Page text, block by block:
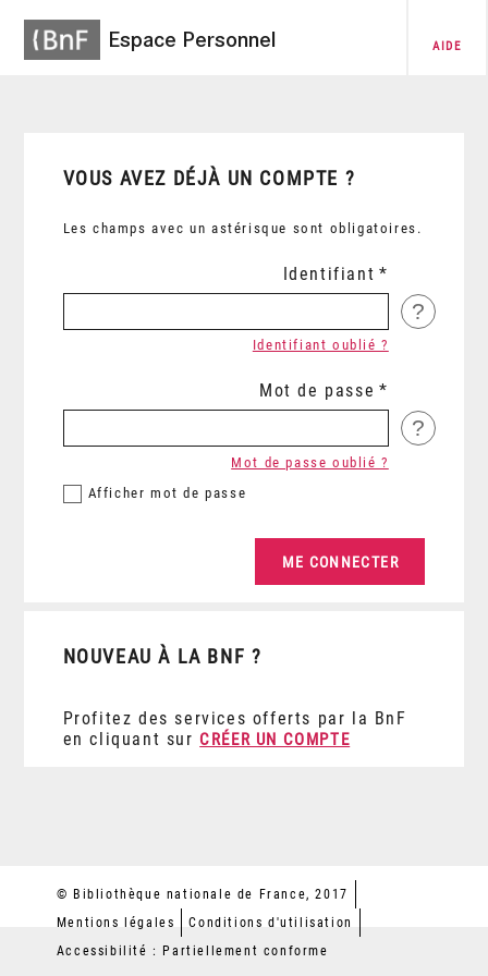
Espace Personnel AIDE
VOUS AVEZ DÉJÀ UN COMPTE ?
Les champs avec un astérisque sont obligatoires.
Identifiant
?
Identifiant oublié ?
Mot de passe
?
Afficher mot de passe
Mot de passe oublié ?
NOUVEAU À LA BNF ?
Profitez des services offerts par la BnF
en cliquant sur CRÉER UN COMPTE
© Bibliothèque nationale de France, 2017
Mentions légales
Conditions d'utilisation
Accessibilité : Partiellement conforme